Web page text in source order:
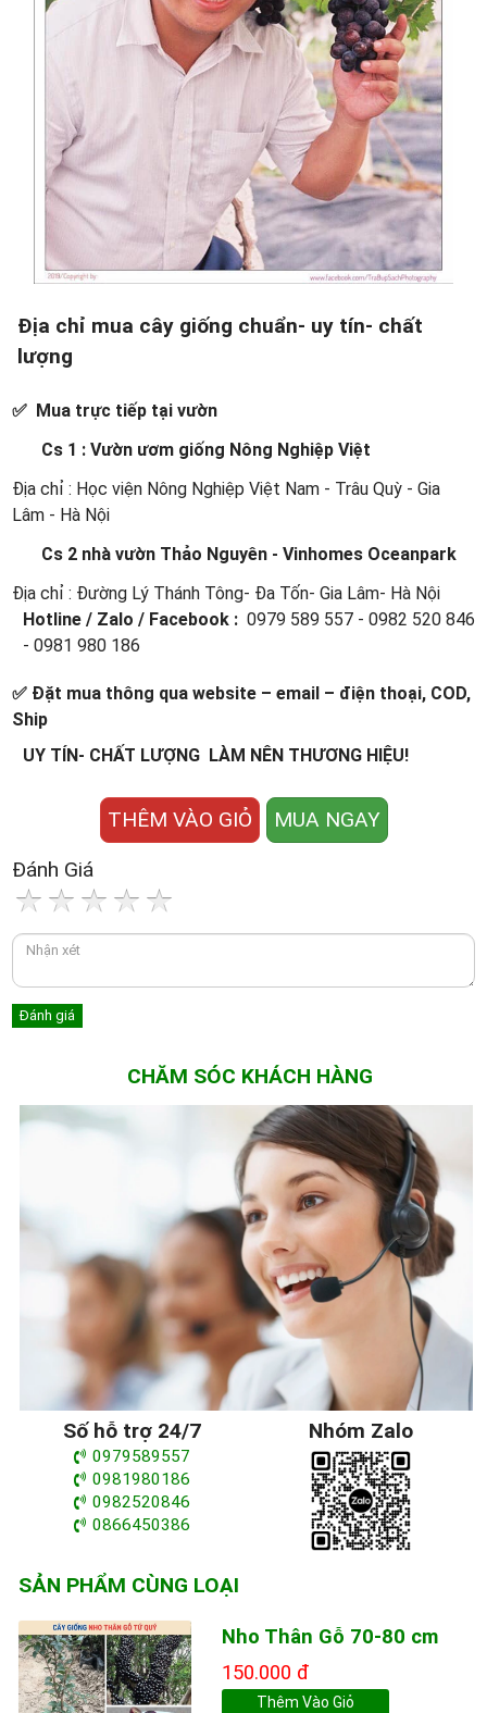
Địa chỉ mua cây giống chuẩn- uy tín- chất
lượng
✅ Mua trực tiếp tại vườn
Cs 1 : Vườn ươm giống Nông Nghiệp Việt
Địa chỉ : Học viện Nông Nghiệp Việt Nam - Trâu Quỳ - Gia
Lâm - Hà Nội
Cs 2 nhà vườn Thảo Nguyên - Vinhomes Oceanpark
Địa chỉ : Đường Lý Thánh Tông- Đa Tốn- Gia Lâm- Hà Nội
Hotline / Zalo / Facebook : 0979 589 557 - 0982 520 846
- 0981 980 186
✅ Đặt mua thông qua website – email – điện thoại, COD,
Ship
UY TÍN- CHẤT LƯỢNG LÀM NÊN THƯƠNG HIỆU!
THÊM VÀO GIỎ
MUA NGAY
Đánh Giá
CHĂM SÓC KHÁCH HÀNG
Số hỗ trợ 24/7
0979589557
0981980186
0982520846
0866450386
Nhóm Zalo
SẢN PHẨM CÙNG LOẠI
Nho Thân Gỗ 70-80 cm
150.000 đ
Thêm Vào Giỏ